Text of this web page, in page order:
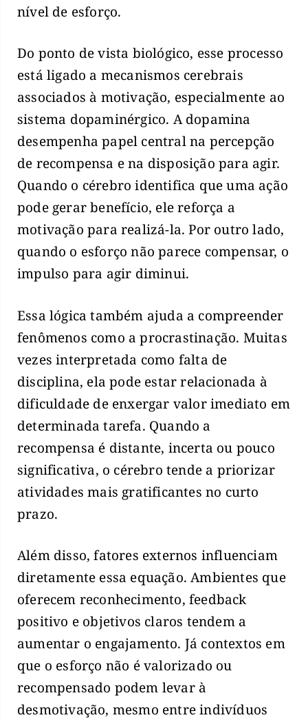
nível de esforço.
Do ponto de vista biológico, esse processo
está ligado a mecanismos cerebrais
associados à motivação, especialmente ao
sistema dopaminérgico. A dopamina
desempenha papel central na percepção
de recompensa e na disposição para agir.
Quando o cérebro identifica que uma ação
pode gerar benefício, ele reforça a
motivação para realizá-la. Por outro lado,
quando o esforço não parece compensar, o
impulso para agir diminui.
Essa lógica também ajuda a compreender
fenômenos como a procrastinação. Muitas
vezes interpretada como falta de
disciplina, ela pode estar relacionada à
dificuldade de enxergar valor imediato em
determinada tarefa. Quando a
recompensa é distante, incerta ou pouco
significativa, o cérebro tende a priorizar
atividades mais gratificantes no curto
prazo.
Além disso, fatores externos influenciam
diretamente essa equação. Ambientes que
oferecem reconhecimento, feedback
positivo e objetivos claros tendem a
aumentar o engajamento. Já contextos em
que o esforço não é valorizado ou
recompensado podem levar à
desmotivação, mesmo entre indivíduos